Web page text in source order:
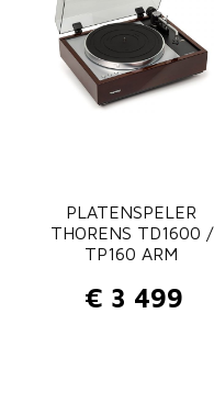
PLATENSPELER
THORENS TD1600 /
TP160 ARM
€ 3 499